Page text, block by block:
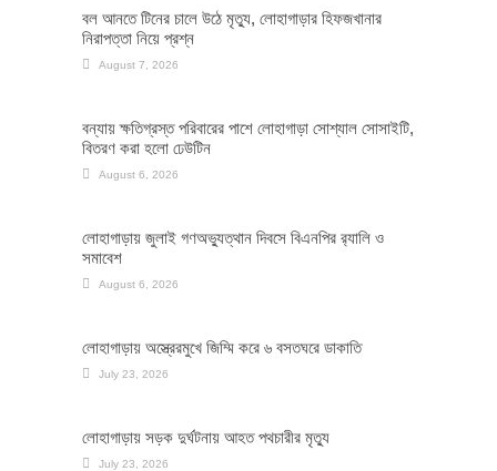
বল আনতে টিনের চালে উঠে মৃত্যু, লোহাগাড়ার হিফজখানার
নিরাপত্তা নিয়ে প্রশ্ন
August 7, 2026
বন্যায় ক্ষতিগ্রস্ত পরিবারের পাশে লোহাগাড়া সোশ্যাল সোসাইটি,
বিতরণ করা হলো ঢেউটিন
August 6, 2026
লোহাগাড়ায় জুলাই গণঅভ্যুত্থান দিবসে বিএনপির র‌্যালি ও
সমাবেশ
August 6, 2026
লোহাগাড়ায় অস্ত্রেরমুখে জিম্মি করে ৬ বসতঘরে ডাকাতি
July 23, 2026
লোহাগাড়ায় সড়ক দুর্ঘটনায় আহত পথচারীর মৃত্যু
July 23, 2026